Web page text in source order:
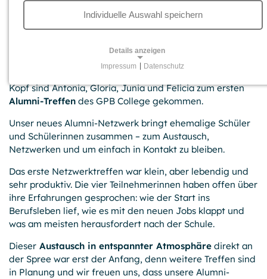
01.07.2025
Was machen eigentlich die anderen nach dem
Abschluss? Haben alle einen Job gefunden? Und was
Kopf sind Antonia, Gloria, Junia und Felicia zum ersten
Alumni-Treffen des GPB College gekommen.
Unser neues Alumni-Netzwerk bringt ehemalige Schüler
und Schülerinnen zusammen – zum Austausch,
Netzwerken und um einfach in Kontakt zu bleiben.
Das erste Netzwerktreffen war klein, aber lebendig und
sehr produktiv. Die vier Teilnehmerinnen haben offen über
ihre Erfahrungen gesprochen: wie der Start ins
Berufsleben lief, wie es mit den neuen Jobs klappt und
was am meisten herausfordert nach der Schule.
Dieser Austausch in entspannter Atmosphäre direkt an
der Spree war erst der Anfang, denn weitere Treffen sind
in Planung und wir freuen uns, dass unsere Alumni-
Individuelle Auswahl speichern
Details anzeigen
Für grundlegende Funktionen und einwandfreien Betrieb
der Website erforderliche Cookies.
Session-Cookies
Name:
PHPSESSID, PHPSESSLP, fe_typo_user
Anbieter:
GPB College gGmbH, Beuthstraße 8, 10117 Berlin
Zweck:
Aufrechterhaltung der Session mit einer anonymen
Kennung über verschiedene Seiten wiedererkennen
Impressum Datenschutz